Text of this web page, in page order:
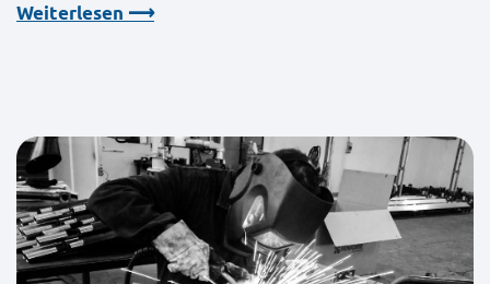
Weiterlesen ⟶